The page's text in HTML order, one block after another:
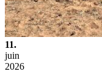
11.
juin
2026